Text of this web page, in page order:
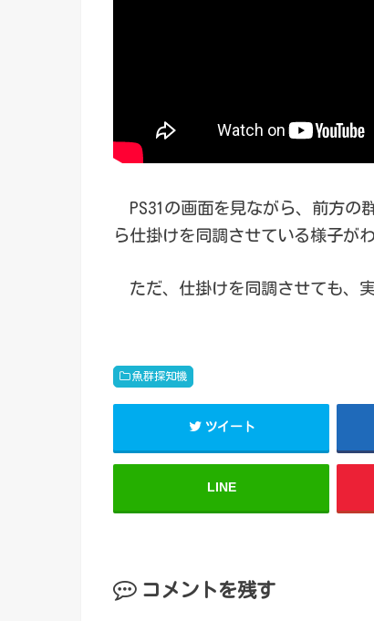
PS31の画面を見ながら、前方の
ら仕掛けを同調させている様子が
ただ、仕掛けを同調させても、
魚群探知機
ツイート
LINE
コメントを残す